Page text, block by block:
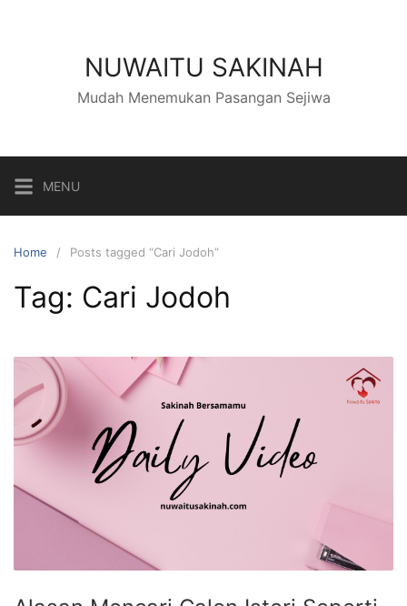
NUWAITU SAKINAH
Mudah Menemukan Pasangan Sejiwa
MENU
Home Posts tagged “Cari Jodoh”
Tag: Cari Jodoh